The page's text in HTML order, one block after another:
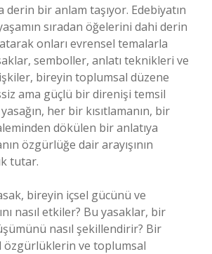
derin bir anlam taşıyor. Edebiyatın
sıradan öğelerini dahi derin
onları evrensel temalarla
semboller, anlatı teknikleri ve
bireyin toplumsal düzene
ama güçlü bir direnişi temsil
her bir kısıtlamanın, bir
dökülen bir anlatıya
özgürlüğe dair arayışının
tutar.
bireyin içsel gücünü ve
nasıl etkiler? Bu yasaklar, bir
nasıl şekillendirir? Bir
özgürlüklerin ve toplumsal